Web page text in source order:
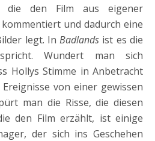
die den Film aus eigener
und dadurch eine
legt. InBadlands ist es die
Wundert man sich
Hollys Stimme in Anbetracht
von einer gewissen
man die Risse, die diesen
den Film erzählt, ist einige
der sich ins Geschehen